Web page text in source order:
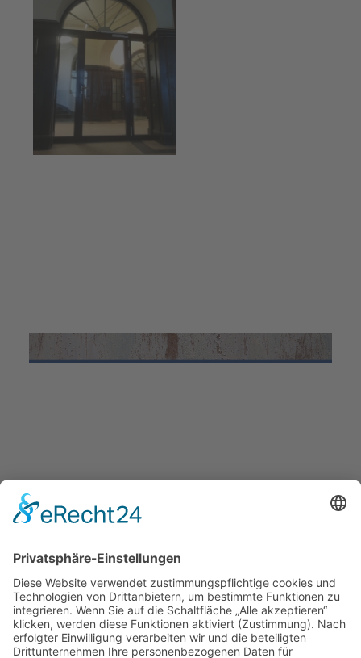
metura Metallbau GmbH
Großburschlaer Weg 3
Fon 03601.446413
Fax 03601.446414
e-mail(at)metura.de